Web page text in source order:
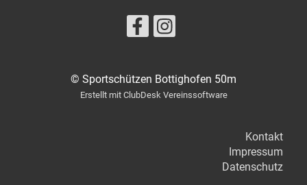
© Sportschützen Bottighofen 50m
Erstellt mit ClubDesk Vereinssoftware
Kontakt
Impressum
Datenschutz